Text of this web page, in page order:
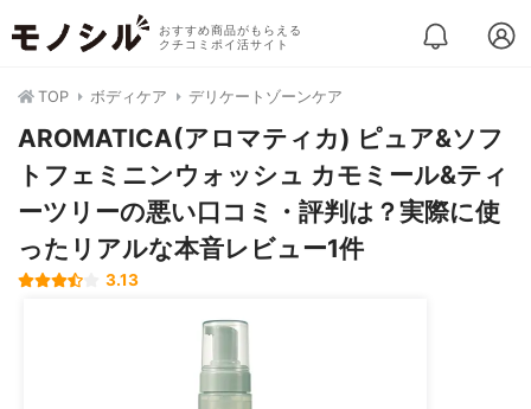
おすすめ商品がもらえる
クチコミポイ活サイト
TOP ボディケア デリケートゾーンケア
AROMATICA(アロマティカ) ピュア&ソフ
トフェミニンウォッシュ カモミール&ティ
ーツリーの悪い口コミ・評判は？実際に使
ったリアルな本音レビュー1件
3.13